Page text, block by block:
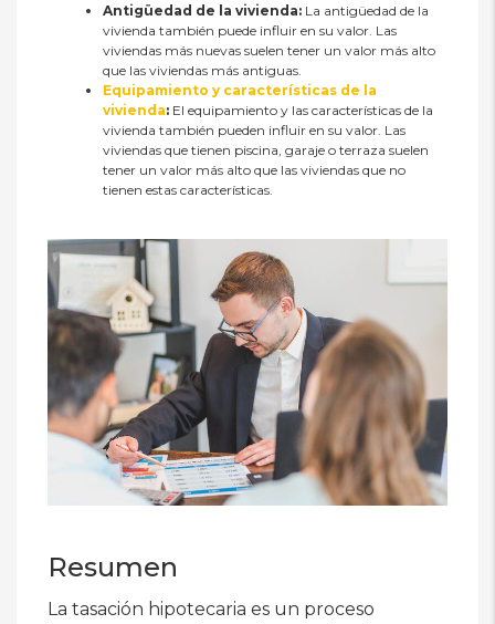
Antigüedad de la vivienda: La antigüedad de la
vivienda también puede influir en su valor. Las
viviendas más nuevas suelen tener un valor más alto
que las viviendas más antiguas.
Equipamiento y características de la
vivienda: El equipamiento y las características de la
vivienda también pueden influir en su valor. Las
viviendas que tienen piscina, garaje o terraza suelen
tener un valor más alto que las viviendas que no
tienen estas características.
Resumen
La tasación hipotecaria es un proceso